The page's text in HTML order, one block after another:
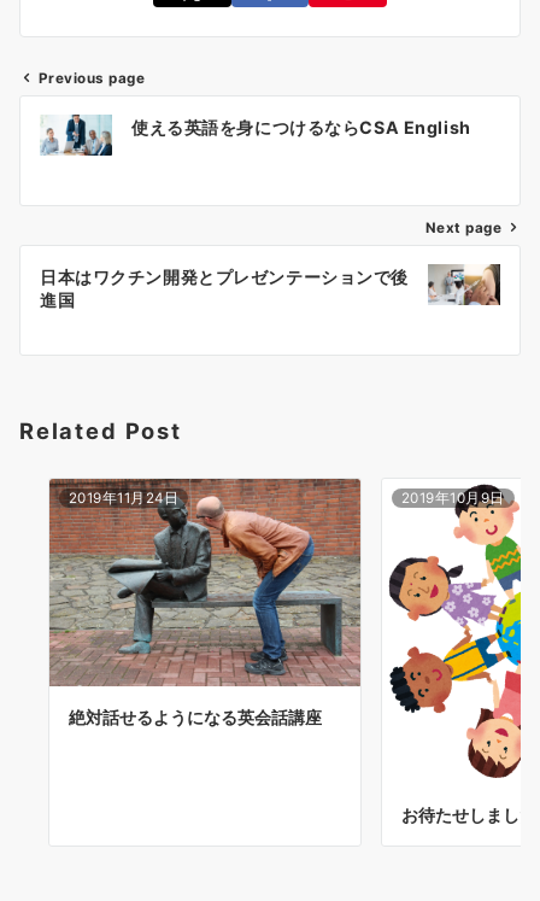
ン
Previous page
使える英語を身につけるならCSA English
Next page
日本はワクチン開発とプレゼンテーションで後
進国
Related Post
2019年11月24日
絶対話せるようになる英会話講座
2019年10月9日
お待たせしまし